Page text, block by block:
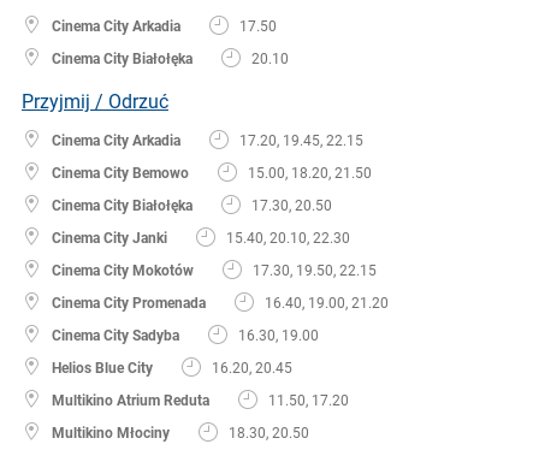
Cinema City Arkadia
17.50
Cinema City Białołęka
20.10
Przyjmij / Odrzuć
Cinema City Arkadia
17.20, 19.45, 22.15
Cinema City Bemowo
15.00, 18.20, 21.50
Cinema City Białołęka
17.30, 20.50
Cinema City Janki
15.40, 20.10, 22.30
Cinema City Mokotów
17.30, 19.50, 22.15
Cinema City Promenada
16.40, 19.00, 21.20
Cinema City Sadyba
16.30, 19.00
Helios Blue City
16.20, 20.45
Multikino Atrium Reduta
11.50, 17.20
Multikino Młociny
18.30, 20.50